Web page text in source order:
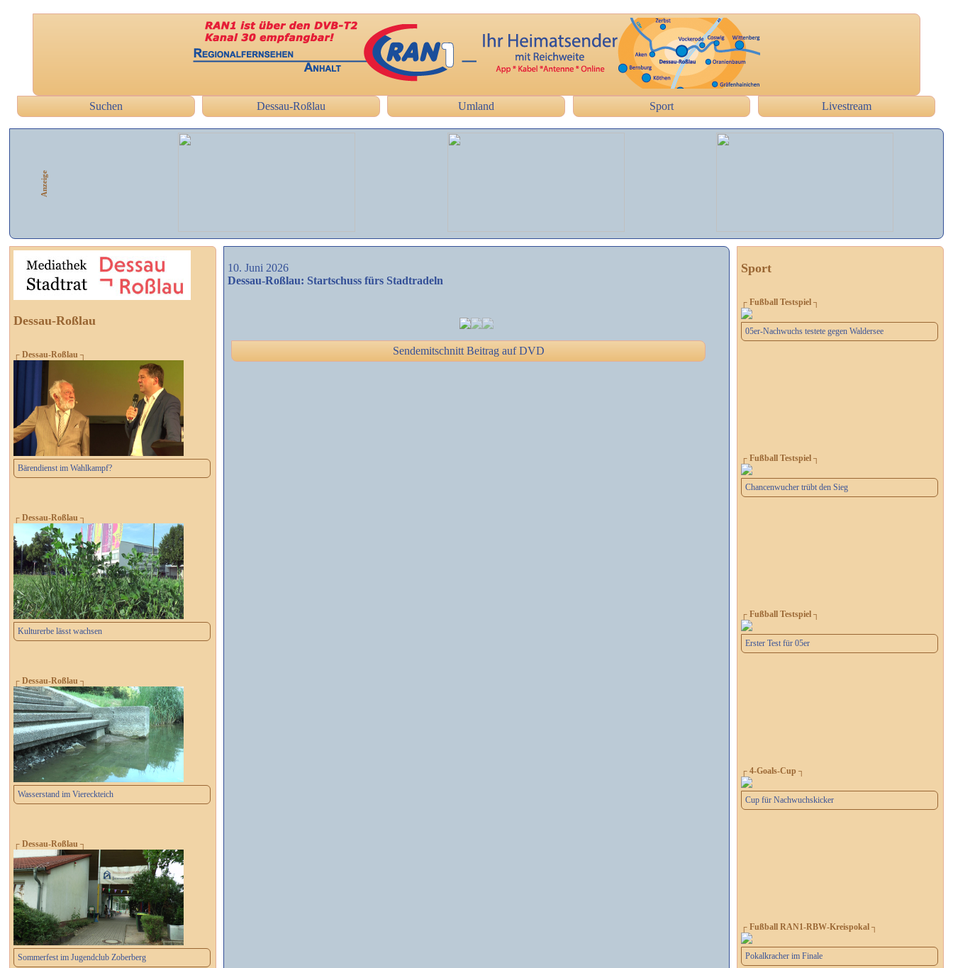
Suchen Dessau-Roßlau Umland Sport Livestream
Dessau-Roßlau
┌ Dessau-Roßlau ┐
Bärendienst im Wahlkampf?
┌ Dessau-Roßlau ┐
Kulturerbe lässt wachsen
┌ Dessau-Roßlau ┐
Wasserstand im Viereckteich
┌ Dessau-Roßlau ┐
Sommerfest im Jugendclub Zoberberg
10. Juni 2026
Dessau-Roßlau: Startschuss fürs Stadtradeln
Sendemitschnitt Beitrag auf DVD
Sport
┌ Fußball Testspiel ┐
05er-Nachwuchs testete gegen Waldersee
┌ Fußball Testspiel ┐
Chancenwucher trübt den Sieg
┌ Fußball Testspiel ┐
Erster Test für 05er
┌ 4-Goals-Cup ┐
Cup für Nachwuchskicker
┌ Fußball RAN1-RBW-Kreispokal ┐
Pokalkracher im Finale
Anzeige